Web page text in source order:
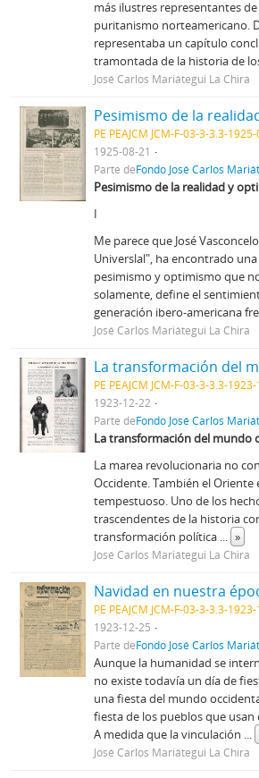
más ilustres representantes
puritanismo norteamericano.
representaba un capítulo
tramontada de la historia de
José Carlos Mariátegui La Chira
PE PEAJCM JCM-F-03-3-3.3-
1925-08-21
Parte deFondo José Carlos
Pesimismo de la realidad y
I
Me parece que José
Universlal", ha encontrado
pesimismo y optimismo que
solamente, define el
generación ibero-americana
José Carlos Mariátegui La Chira
PE PEAJCM JCM-F-03-3-3.3-
1923-12-22
Parte deFondo José Carlos
La transformación del mundo
La marea revolucionaria no
Occidente. También el
tempestuoso. Uno de los
trascendentes de la historia
transformación política ... »
José Carlos Mariátegui La Chira
Navidad en nuestra
PE PEAJCM JCM-F-03-3-3.3-
1923-12-25
Parte deFondo José Carlos
Aunque la humanidad se
no existe todavía un día de
una fiesta del mundo
fiesta de los pueblos que
A medida que la vinculación ...
José Carlos Mariátegui La Chira